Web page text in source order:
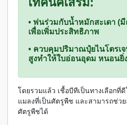
• พ่นร่วมกับน้ำหมักสะเดา (
เพื่อเพิ่มประสิทธิภาพ
• ควบคุมปริมาณปุ๋ยไนโตรเจ
สูงทำให้ใบอ่อนอุดม หนอนยิ่
โดยรวมแล้ว เชื้อบีทีเป็นทางเลือกที่
แมลงที่เป็นศัตรูพืช และสามารถช่ว
ศัตรูพืชได้